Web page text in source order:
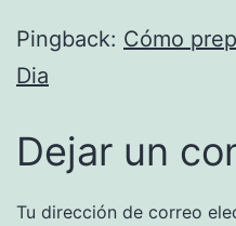
Pingback: Cómo
Dia
Dejar un
Tu dirección de correo